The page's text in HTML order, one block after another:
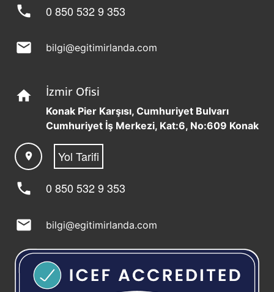
phone 0 850 532 9 353
mail bilgi@egitimirlanda.com
home İzmir Ofisi
Konak Pier Karşısı, Cumhuriyet Bulvarı
Cumhuriyet İş Merkezi, Kat:6, No:609 Konak
location_on Yol Tarifi
phone 0 850 532 9 353
mail bilgi@egitimirlanda.com